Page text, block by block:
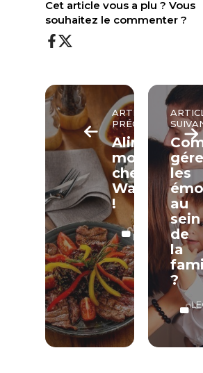
Cet article vous a plu ? Vous
souhaitez le commenter ?
ARTICLE
PRÉCÉDENT
Alimentaire,
mon
cher
Watson
!
LECTURE
LIBRE
les
au
sein
de
la
?